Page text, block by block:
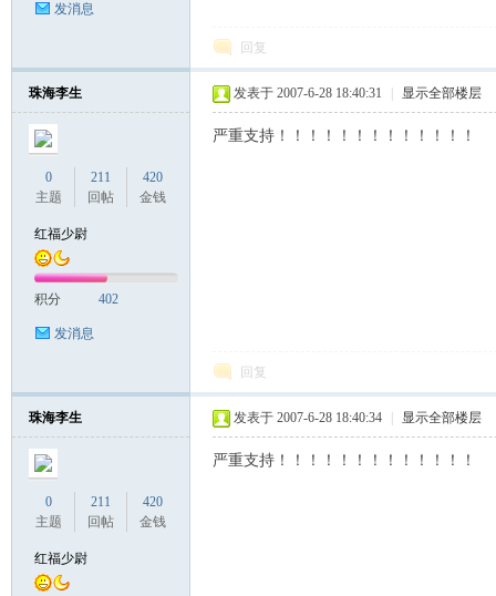
发消息
回复
珠海李生
0
主题
211
回帖
420
金钱
红福少尉
积分 402
发消息
发表于 2007-6-28 18:40:31 显示全部楼层
严重支持！！！！！！！！！！！！！
回复
珠海李生
0
主题
211
回帖
420
金钱
红福少尉
发表于 2007-6-28 18:40:34 显示全部楼层
严重支持！！！！！！！！！！！！！